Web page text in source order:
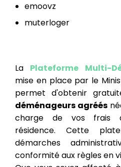
emoovz
muterloger
La Plateforme Multi-
mise en place par le
permet d'obtenir
déménageurs agréés
charge de vos frais
résidence. Cette
démarches
conformité aux règles en